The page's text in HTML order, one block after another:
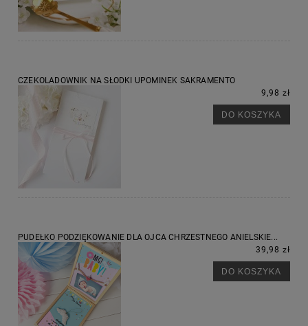
CZEKOLADOWNIK NA SŁODKI UPOMINEK SAKRAMENTO
9,98 zł
DO KOSZYKA
PUDEŁKO PODZIĘKOWANIE DLA OJCA CHRZESTNEGO ANIELSKIE...
39,98 zł
DO KOSZYKA